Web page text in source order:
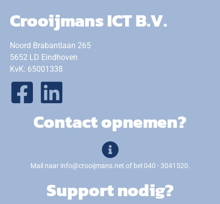
Crooijmans ICT B.V.
Noord Brabantlaan 265
5652 LD Eindhoven
KvK: 65001338
Contact opnemen?
Mail naar info@crooijmans.net of bel 040 - 3041520.
Support nodig?